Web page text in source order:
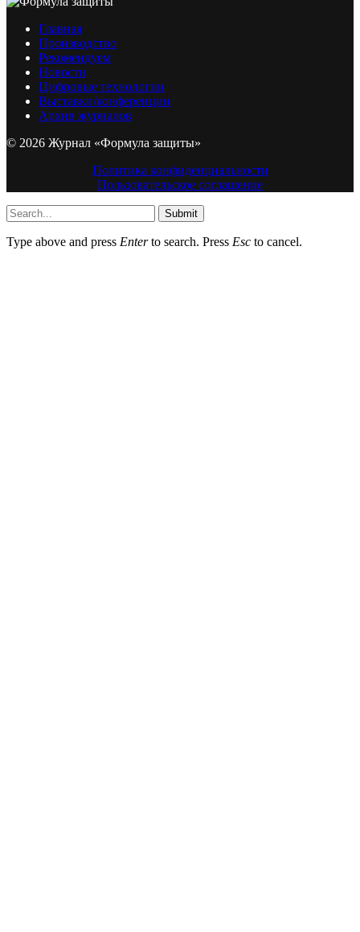
Главная
Производство
Рекомендуем
Новости
Цифровые технологии
Выставки/конференции
Архив журналов
© 2026 Журнал «Формула защиты»
Политика конфиденциальности
Пользовательское соглашение
Submit
Type above and press Enterto search. Press Esc to cancel.